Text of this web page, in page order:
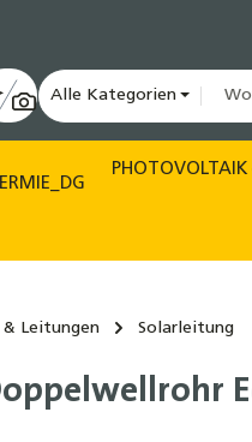
Alle Kategorien
PHOTOVOLTAIK
& Leitungen Solarleitung